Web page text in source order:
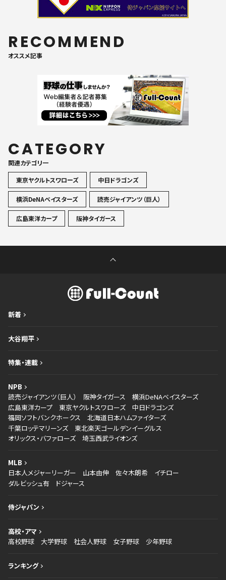
RECOMMEND
オススメ記事
CATEGORY
関連カテゴリ一
東京ヤクルトスワローズ
中日ドラゴンズ
横浜DeNAベイスターズ 読売ジャイアンツ（巨人）
広島東洋カープ 阪神タイガース
新着
大谷翔平
特集・連載
NPB
読売ジャイアンツ（巨人）
阪神タイガース
横浜DeNAベイスターズ
広島東洋カープ
東京ヤクルトスワローズ
中日ドラゴンズ
福岡ソフトバンクホークス
北海道日本ハムファイターズ
千葉ロッテマリーンズ
東北楽天ゴールデンイーグルス
オリックス・バファローズ
埼玉西武ライオンズ
MLB
日本人メジャーリーガー
山本由伸 佐々木朗希
イチロー
ダルビッシュ有
ドジャース
侍ジャパン
高校・アマ
高校野球
大学野球 社会人野球 女子野球 少年野球
ランキング